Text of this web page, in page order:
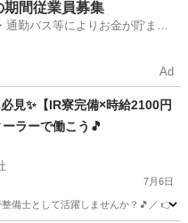
期間従業員募集
通勤バス等によりお金が貯まり
Ad
見✨【IR寮完備×時給2100円
ラーで働こう🎵
7月6日
整備士として活躍しませんか？🎵／ 👉